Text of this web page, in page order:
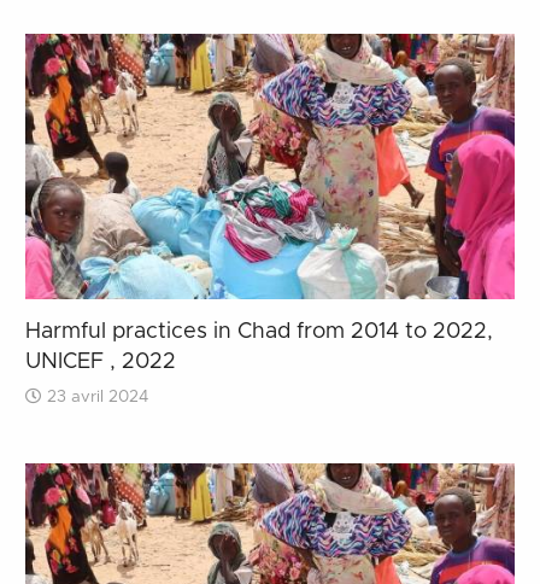
Harmful practices in Chad from 2014 to 2022,
UNICEF , 2022
23 avril 2024